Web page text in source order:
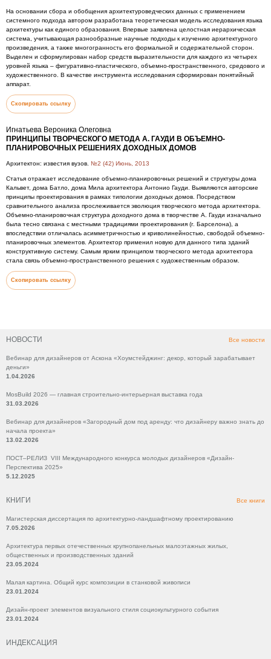
НОВОСТИ Все новости
Вебинар для дизайнеров от Аскона «Хоумстейджинг: декор, который зарабатывает
деньги»
1.04.2026
MosBuild 2026 — главная строительно-интерьерная выставка года
31.03.2026
Вебинар для дизайнеров «Загородный дом под аренду: что дизайнеру важно знать до
начала проекта»
13.02.2026
ПОСТ–РЕЛИЗ VIII Международного конкурса молодых дизайнеров «Дизайн-
Перспектива 2025»
5.12.2025
КНИГИ Все книги
Магистерская диссертация по архитектурно-ландшафтному проектированию
7.05.2026
Архитектура первых отечественных крупнопанельных малоэтажных жилых,
общественных и производственных зданий
23.05.2024
Малая картина. Общий курс композиции в станковой живописи
23.01.2024
Дизайн-проект элементов визуального стиля социокультурного события
23.01.2024
ИНДЕКСАЦИЯ
На основании сбора и обобщения архитектуроведческих данных с применением
системного подхода автором разработана теоретическая модель исследования языка
архитектуры как единого образования. Впервые заявлена целостная иерархическая
система, учитывающая разнообразные научные подходы к изучению архитектурного
произведения, а также многогранность его формальной и содержательной сторон.
Выделен и сформулирован набор средств выразительности для каждого из четырех
уровней языка – фигуративно-пластического, объемно-пространственного, средового и
художественного. В качестве инструмента исследования сформирован понятийный
аппарат.
Скопировать ссылку
Игнатьева Вероника Олеговна
ПРИНЦИПЫ ТВОРЧЕСКОГО МЕТОДА А. ГАУДИ В ОБЪЕМНО-
ПЛАНИРОВОЧНЫХ РЕШЕНИЯХ ДОХОДНЫХ ДОМОВ
Архитектон: известия вузов. №2 (42) Июнь, 2013
Статья отражает исследование объемно-планировочных решений и структуры дома
Кальвет, дома Батло, дома Мила архитектора Антонио Гауди. Выявляются авторские
принципы проектирования в рамках типологии доходных домов. Посредством
сравнительного анализа прослеживается эволюция творческого метода архитектора.
Объемно-планировочная структура доходного дома в творчестве А. Гауди изначально
была тесно связана с местными традициями проектирования (г. Барселона), а
впоследствии отличалась асимметричностью и криволинейностью, свободой объемно-
планировочных элементов. Архитектор применил новую для данного типа зданий
конструктивную систему. Самым ярким принципом творческого метода архитектора
стала связь объемно-пространственного решения с художественным образом.
Скопировать ссылку